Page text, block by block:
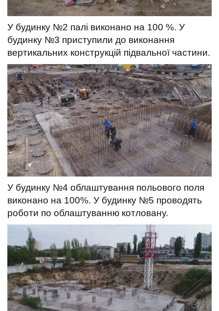
У будинку №2 палі виконано на 100 %. У
будинку №3 приступили до виконання
вертикальних конструкцій підвальної частини.
У будинку №4 облаштування польового поля
виконано на 100%. У будинку №5 проводять
роботи по облаштуванню котловану.